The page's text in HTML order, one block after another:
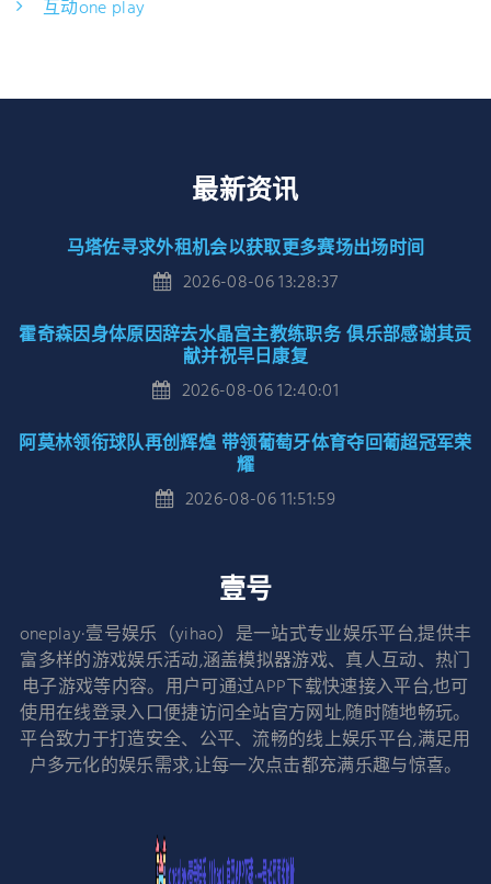
互动one play
最新资讯
马塔佐寻求外租机会以获取更多赛场出场时间
2026-08-06 13:28:37
霍奇森因身体原因辞去水晶宫主教练职务 俱乐部感谢其贡
献并祝早日康复
2026-08-06 12:40:01
阿莫林领衔球队再创辉煌 带领葡萄牙体育夺回葡超冠军荣
耀
2026-08-06 11:51:59
壹号
oneplay·壹号娱乐（yihao）是一站式专业娱乐平台,提供丰
富多样的游戏娱乐活动,涵盖模拟器游戏、真人互动、热门
电子游戏等内容。用户可通过APP下载快速接入平台,也可
使用在线登录入口便捷访问全站官方网址,随时随地畅玩。
平台致力于打造安全、公平、流畅的线上娱乐平台,满足用
户多元化的娱乐需求,让每一次点击都充满乐趣与惊喜。